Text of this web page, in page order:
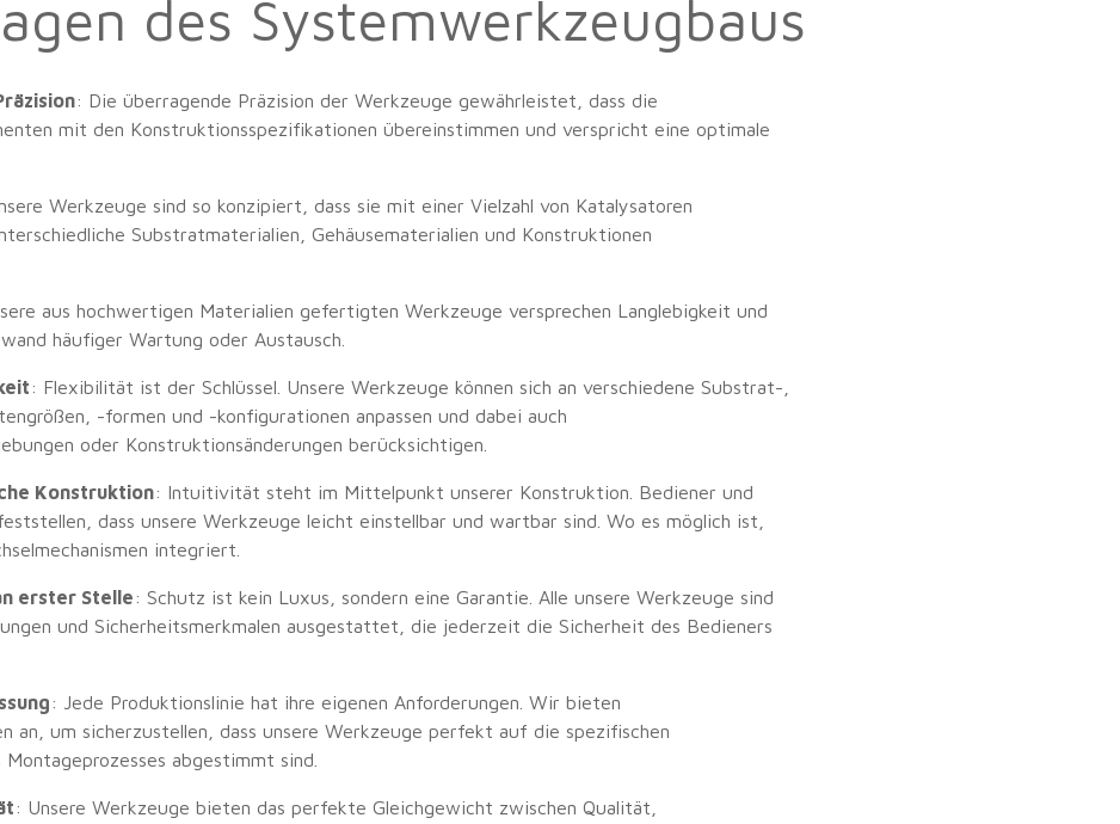
des Systemwerkzeugbaus
: Die überragende Präzision der Werkzeuge gewährleistet, dass die
mit den Konstruktionsspezifikationen übereinstimmen und verspricht eine optimale
Werkzeuge sind so konzipiert, dass sie mit einer Vielzahl von Katalysatoren
Substratmaterialien, Gehäusematerialien und Konstruktionen
aus hochwertigen Materialien gefertigten Werkzeuge versprechen Langlebigkeit und
häufiger Wartung oder Austausch.
: Flexibilität ist der Schlüssel. Unsere Werkzeuge können sich an verschiedene Substrat-,
-formen und -konfigurationen anpassen und dabei auch
oder Konstruktionsänderungen berücksichtigen.
Konstruktion: Intuitivität steht im Mittelpunkt unserer Konstruktion. Bediener und
dass unsere Werkzeuge leicht einstellbar und wartbar sind. Wo es möglich ist,
integriert.
erster Stelle: Schutz ist kein Luxus, sondern eine Garantie. Alle unsere Werkzeuge sind
und Sicherheitsmerkmalen ausgestattet, die jederzeit die Sicherheit des Bedieners
: Jede Produktionslinie hat ihre eigenen Anforderungen. Wir bieten
an, um sicherzustellen, dass unsere Werkzeuge perfekt auf die spezifischen
abgestimmt sind.
: Unsere Werkzeuge bieten das perfekte Gleichgewicht zwischen Qualität,